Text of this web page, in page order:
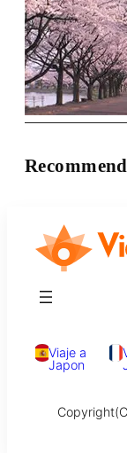
Viaje a
Japon